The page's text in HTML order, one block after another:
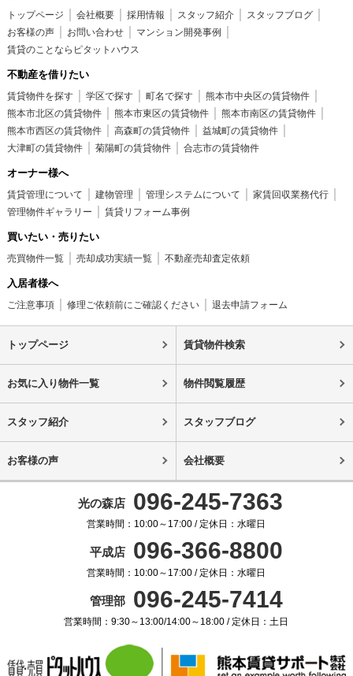
トップページ 会社概要 採用情報 スタッフ紹介
スタッフブログ
お客様の声
お問い合わせ
マンション開発事例
賃貸のことならピタットハウス
不動産を借りたい
賃貸物件を探す 学区で探す 町名で探す
熊本市中央区の賃貸物件
熊本市北区の賃貸物件
熊本市東区の賃貸物件
熊本市南区の賃貸物件
熊本市西区の賃貸物件
高森町の賃貸物件
益城町の賃貸物件
大津町の賃貸物件
菊陽町の賃貸物件 合志市の賃貸物件
オーナー様へ
賃貸管理について 建物管理 管理システムについて
家賃回収業務代行
管理物件ギャラリー
賃貸リフォーム事例
買いたい・売りたい
売買物件一覧 売却成功実績一覧 不動産売却査定依頼
入居者様へ
ご注意事項 修理ご依頼前にご確認ください 退去申請フォーム
トップページ 賃貸物件検索
お気に入り物件一覧 物件閲覧履歴
スタッフ紹介 スタッフブログ
お客様の声 会社概要
光の森店 096-245-7363
営業時間：10:00～17:00 / 定休日：水曜日
平成店 096-366-8800
営業時間：10:00～17:00 / 定休日：水曜日
管理部 096-245-7414
営業時間：9:30～13:00/14:00～18:00 / 定休日：土日